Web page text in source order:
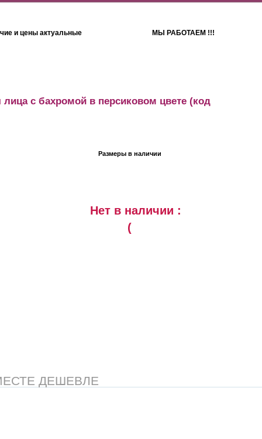
и цены актуальные МЫ РАБОТАЕМ !!!
с бахромой в персиковом цвете (код
Размеры в наличии
Нет в наличии :
(
ДЕШЕВЛЕ